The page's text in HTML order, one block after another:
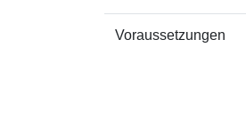
Voraussetzungen